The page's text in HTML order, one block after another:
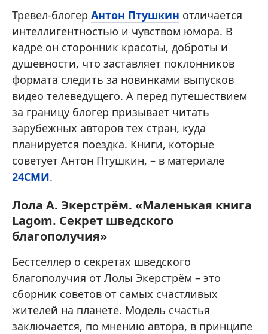
Тревел-блогер Антон Птушкин отличается
интеллигентностью и чувством юмора. В
кадре он сторонник красоты, доброты и
душевности, что заставляет поклонников
формата следить за новинками выпусков
видео телеведущего. А перед путешествием
за границу блогер призывает читать
зарубежных авторов тех стран, куда
планируется поездка. Книги, которые
советует Антон Птушкин, – в материале
24СМИ.
Лола А. Экерстрём. «Маленькая книга
Lagom. Секрет шведского
благополучия»
Бестселлер о секретах шведского
благополучия от Лолы Экерстрём – это
сборник советов от самых счастливых
жителей на планете. Модель счастья
заключается, по мнению автора, в принципе